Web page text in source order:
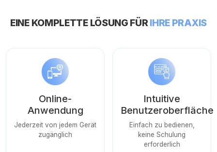
EINE KOMPLETTE LÖSUNG FÜRIHRE PRAXIS
Online-
Anwendung
Jederzeit von jedem Gerät
zugänglich
Intuitive
Benutzeroberfläche
Einfach zu bedienen,
keine Schulung
erforderlich